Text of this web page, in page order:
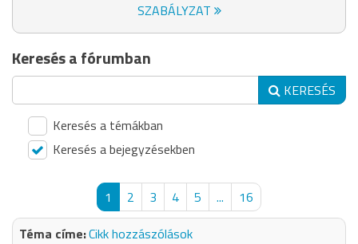
SZABÁLYZAT
Keresés a fórumban
KERESÉS
Keresés a témákban
Keresés a bejegyzésekben
1 2 3 4 5 ...
16
Cikk hozzászólások